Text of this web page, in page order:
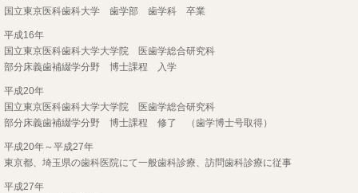
国立東京医科歯科大学 歯学部 歯学科 卒業
平成16年
国立東京医科歯科大学大学院 医歯学総合研究科
部分床義歯補綴学分野 博士課程 入学
平成20年
国立東京医科歯科大学大学院 医歯学総合研究科
部分床義歯補綴学分野 博士課程 修了 （歯学博士号取得）
平成20年～平成27年
東京都、埼玉県の歯科医院にて一般歯科診療、訪問歯科診療に従事
平成27年